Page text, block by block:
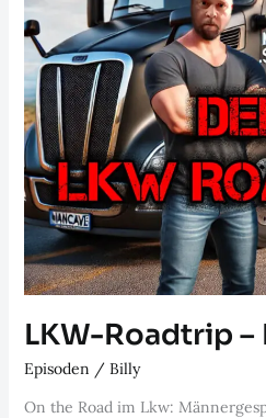
LKW-Roadtrip –
Episoden / Billy
On the Road im Lkw: